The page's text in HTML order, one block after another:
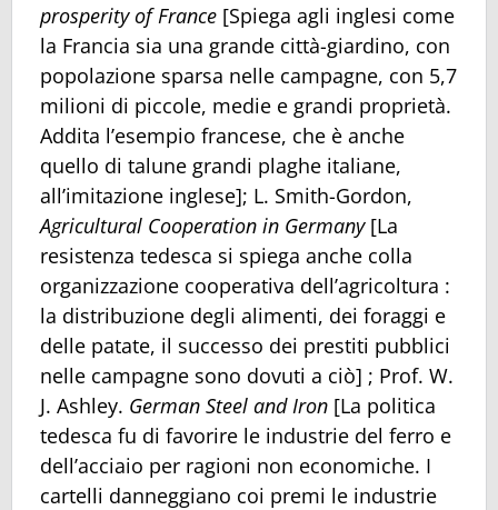
prosperity of France [Spiega agli inglesi come
la Francia sia una grande città-giardino, con
popolazione sparsa nelle campagne, con 5,7
milioni di piccole, medie e grandi proprietà.
Addita l’esempio francese, che è anche
quello di talune grandi plaghe italiane,
all’imitazione inglese]; L. Smith-Gordon,
Agricultural Cooperation in Germany[La
resistenza tedesca si spiega anche colla
organizzazione cooperativa dell’agricoltura :
la distribuzione degli alimenti, dei foraggi e
delle patate, il successo dei prestiti pubblici
nelle campagne sono dovuti a ciò] ; Prof. W.
J. Ashley. German Steel and Iron [La politica
tedesca fu di favorire le industrie del ferro e
dell’acciaio per ragioni non economiche. I
cartelli danneggiano coi premi le industrie